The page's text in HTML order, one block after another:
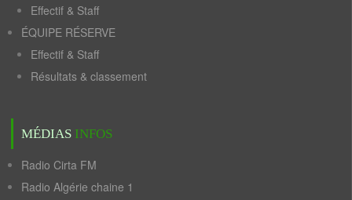
Effectif & Staff
ÉQUIPE RÉSERVE
Effectif & Staff
Résultats & classement
MÉDIAS INFOS
Radio Cirta FM
Radio Algérie chaine 1